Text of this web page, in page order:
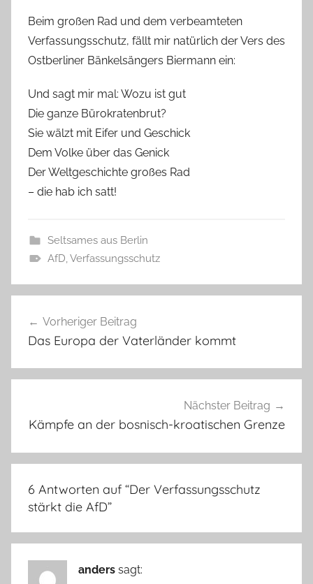
Beim großen Rad und dem verbeamteten
Verfassungsschutz, fällt mir natürlich der Vers des
Ostberliner Bänkelsängers Biermann ein:
Und sagt mir mal: Wozu ist gut
Die ganze Bürokratenbrut?
Sie wälzt mit Eifer und Geschick
Dem Volke über das Genick
Der Weltgeschichte großes Rad
– die hab ich satt!
Seltsames aus Berlin
AfD,Verfassungsschutz
Vorheriger Beitrag
Das Europa der Vaterländer kommt
Nächster Beitrag
Kämpfe an der bosnisch-kroatischen Grenze
6 Antworten auf “Der Verfassungsschutz
stärkt die AfD”
anders sagt: